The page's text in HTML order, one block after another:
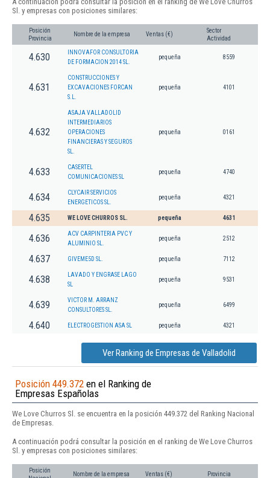
Sl. y empresas con posiciones similares:
Posición
Provincia
Nombre de la empresa Ventas (€)
Sector
Actividad
4.630
INNOVAFOR CONSULTORIA
DE FORMACION 2014 SL.
pequeña 8559
4.631
CONSTRUCCIONES Y
EXCAVACIONES FORCAN
S.L.
pequeña 4101
4.632
ASAJA VALLADOLID
INTERMEDIARIOS
OPERACIONES
FINANCIERAS Y SEGUROS
SL.
pequeña 0161
4.633
CASERTEL
COMUNICACIONES SL
pequeña 4740
4.634
CLYCAIR SERVICIOS
ENERGETICOS SL.
pequeña 4321
4.635 WE LOVE CHURROS SL. pequeña 4631
4.636
ACV CARPINTERIA PVC Y
ALUMINIO SL.
pequeña 2512
4.637 GIVEME5D SL. pequeña 7112
4.638
LAVADO Y ENGRASE LAGO
SL
pequeña 9531
4.639
VICTOR M. ARRANZ
CONSULTORES SL.
pequeña 6499
4.640 ELECTROGESTION ASA SL pequeña 4321
Ver Ranking de Empresas de Valladolid
Posición 449.372 en el Ranking de
Empresas Españolas
We Love Churros Sl. se encuentra en la posición 449.372 del Ranking Nacional
de Empresas.
A continuación podrá consultar la posición en el ranking de We Love Churros
Sl. y empresas con posiciones similares:
Posición
Nombre de la empresa Ventas (€) Provincia